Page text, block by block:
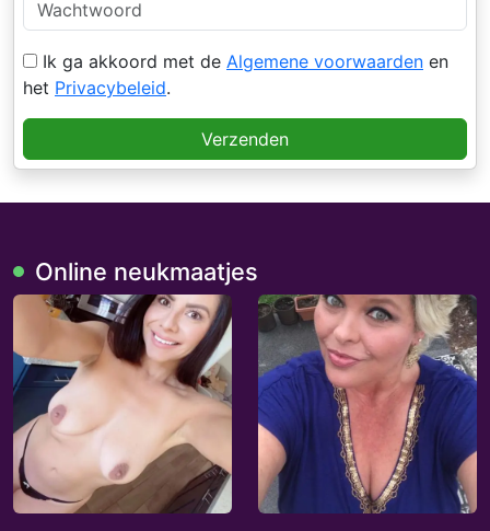
Ik ga akkoord met de Algemene voorwaarden en
het Privacybeleid.
Verzenden
Online neukmaatjes